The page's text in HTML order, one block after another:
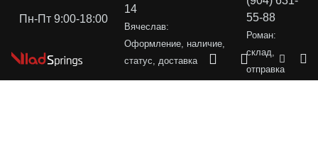
Пн-Пт 9:00-18:00
14
Вячеслав:
Оформление, наличие,
статус, доставка
55-88
Роман:
склад,
отправка